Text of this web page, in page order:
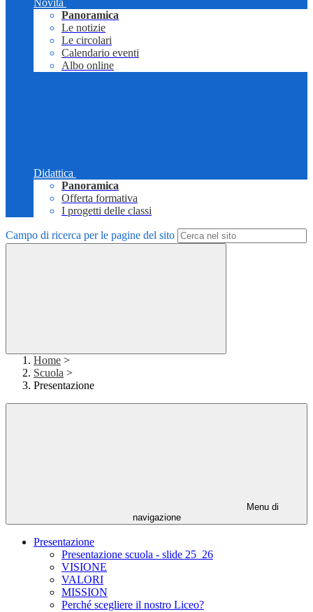
Novità
Panoramica
Le notizie
Le circolari
Calendario eventi
Albo online
Didattica
Panoramica
Offerta formativa
I progetti delle classi
Campo di ricerca per le pagine del sito
Home >
Scuola >
Presentazione
Menu di
navigazione
Presentazione
Presentazione scuola - slide 25_26
VISIONE
VALORI
MISSION
Perché scegliere il nostro Liceo?